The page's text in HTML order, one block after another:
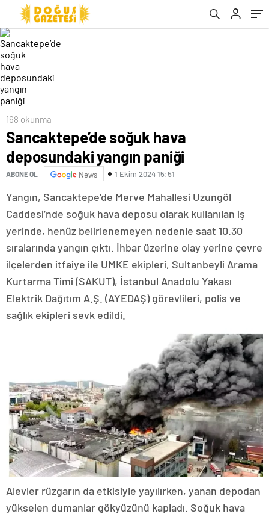
168 okunma
Sancaktepe’de soğuk hava
deposundaki yangın paniği
ABONE OL News 1 Ekim 2024 15:51
Yangın, Sancaktepe’de Merve Mahallesi Uzungöl
Caddesi’nde soğuk hava deposu olarak kullanılan iş
yerinde, henüz belirlenemeyen nedenle saat 10.30
sıralarında yangın çıktı. İhbar üzerine olay yerine çevre
ilçelerden itfaiye ile UMKE ekipleri, Sultanbeyli Arama
Kurtarma Timi (SAKUT), İstanbul Anadolu Yakası
Elektrik Dağıtım A.Ş. (AYEDAŞ) görevlileri, polis ve
sağlık ekipleri sevk edildi.
Alevler rüzgarın da etkisiyle yayılırken, yanan depodan
yükselen dumanlar gökyüzünü kapladı. Soğuk hava